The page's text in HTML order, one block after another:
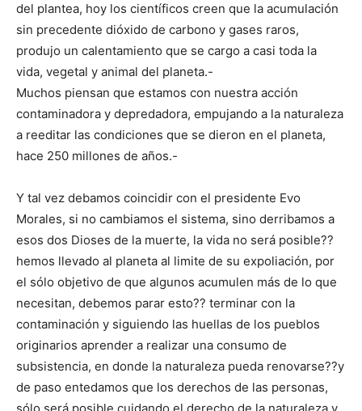
del plantea, hoy los científicos creen que la acumulación
sin precedente dióxido de carbono y gases raros,
produjo un calentamiento que se cargo a casi toda la
vida, vegetal y animal del planeta.-
Muchos piensan que estamos con nuestra acción
contaminadora y depredadora, empujando a la naturaleza
a reeditar las condiciones que se dieron en el planeta,
hace 250 millones de años.-
Y tal vez debamos coincidir con el presidente Evo
Morales, si no cambiamos el sistema, sino derribamos a
esos dos Dioses de la muerte, la vida no será posible??
hemos llevado al planeta al limite de su expoliación, por
el sólo objetivo de que algunos acumulen más de lo que
necesitan, debemos parar esto?? terminar con la
contaminación y siguiendo las huellas de los pueblos
originarios aprender a realizar una consumo de
subsistencia, en donde la naturaleza pueda renovarse??y
de paso entedamos que los derechos de las personas,